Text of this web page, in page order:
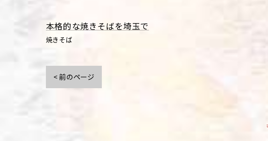
本格的な焼きそばを埼玉で
焼きそば
< 前のページ